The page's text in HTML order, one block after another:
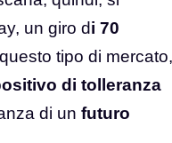
un giro di 70
tipo di mercato,
di tolleranza
di un futuro